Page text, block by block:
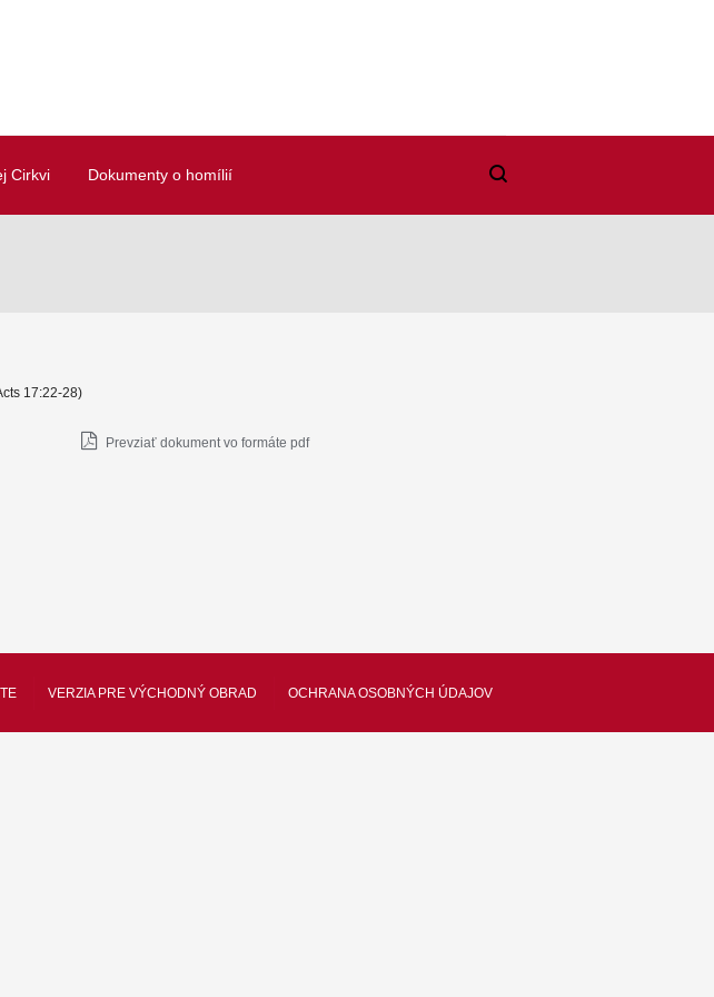
Cirkvi Dokumenty o homílií
17:22-28)
Prevziať dokument vo formáte pdf
VERZIA PRE VÝCHODNÝ OBRAD OCHRANA OSOBNÝCH ÚDAJOV